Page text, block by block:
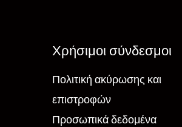
Χρήσιμοι σύνδεσμοι
Πολιτική ακύρωσης και
επιστροφών
Προσωπικά δεδομένα